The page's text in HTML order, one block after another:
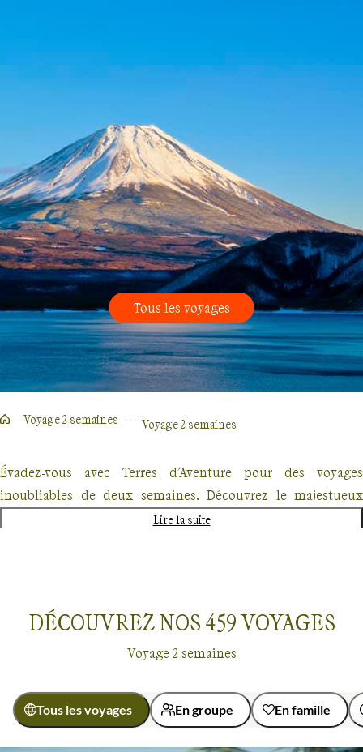
Voyage 2 semaines
Tous les voyages
Voyage 2 semaines Voyage 2 semaines
Évadez-vous avec Terres d'Aventure pour des voyages
inoubliables de deux semaines. Découvrez le majestueux
Kilimandjaro, explorez les forêts enneigées du Québec en
Nos voyages, conçus pour les passionnés de nature et
d'aventure offrent un dépaysement total mais également une
approche éco-responsable.
Lire la suite
DÉCOUVREZ NOS 459VOYAGES
Voyage 2 semaines
Tous les voyages En groupe En famille